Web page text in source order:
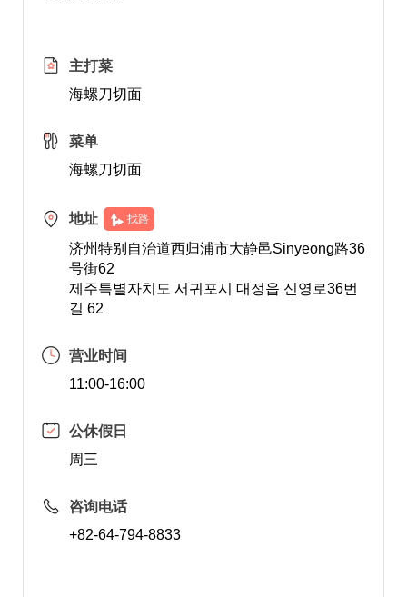
主打菜
海螺刀切面
菜单
海螺刀切面
地址 找路
济州特别自治道西归浦市大静邑Sinyeong路36
号街62
제주특별자치도 서귀포시 대정읍 신영로36번
길 62
营业时间
11:00-16:00
公休假日
周三
咨询电话
+82-64-794-8833